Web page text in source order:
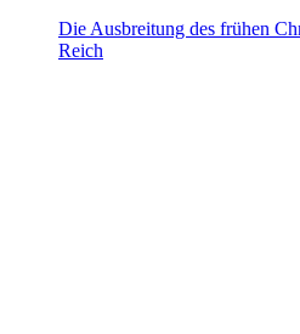
Die Ausbreitung des frühen
Reich